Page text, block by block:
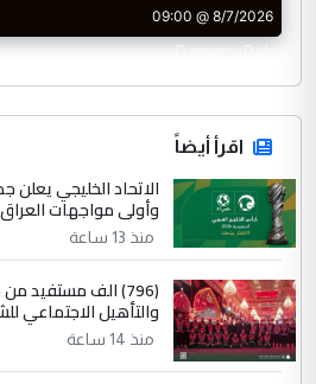
CurrencyRate
اقرأ أيضاً
وأولى مواجهات العراق
منذ 13 ساعة
(796) الف مستفيد
والتأهيل الاجتماعي
منذ 14 ساعة